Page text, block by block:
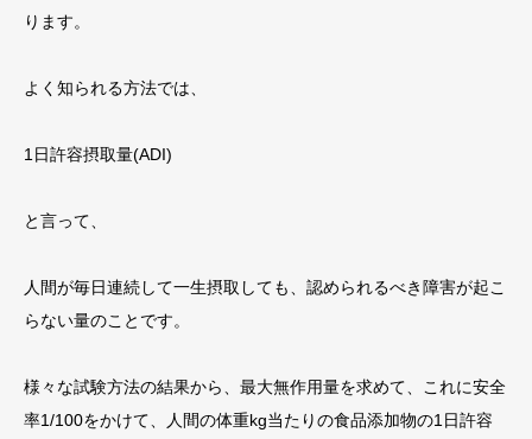
ります。
よく知られる方法では、
1 日許容摂取量(ADI)
と言って、
人間が毎日連続して一生摂取しても、認められるべき障害が起こ
らない量のことです。
様々な試験方法の結果から、最大無作用量を求めて、これに安全
率1/100をかけて、人間の体重kg当たりの食品添加物の1 日許容